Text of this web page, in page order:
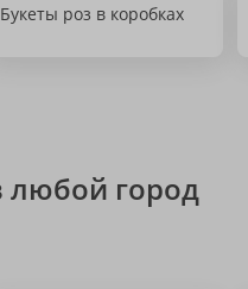
Букеты роз в коробках
любой город